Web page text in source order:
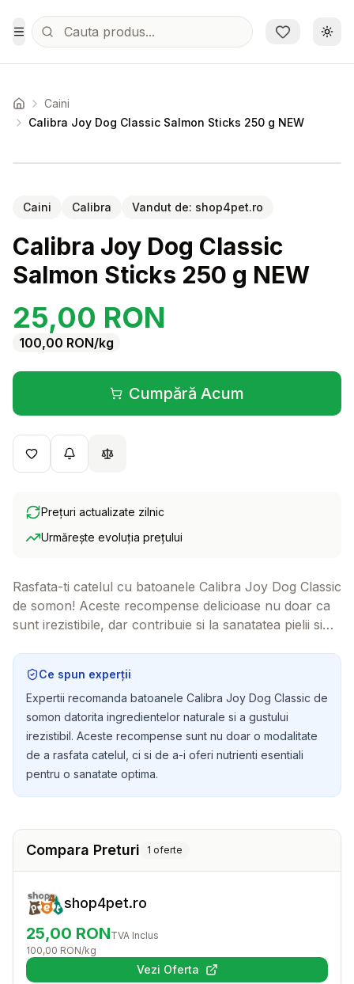
Sari la conținutul principal
Toggle Menu
Acasa Caini
Calibra Joy Dog Classic Salmon Sticks 250 g NEW
Caini Calibra Vandut de: shop4pet.ro
Calibra Joy Dog Classic
Salmon Sticks 250 g NEW
25,00 RON
100,00 RON/kg
Cumpără Acum
(se deschide într-o filă
Prețuri actualizate zilnic
Urmărește evoluția prețului
Rasfata-ti catelul cu batoanele Calibra Joy Dog Classic
de somon! Aceste recompense delicioase nu doar ca
sunt irezistibile, dar contribuie si la sanatatea pielii si
face ca fiecare rasfat sa fie special.
Ce spun experții
Expertii recomanda batoanele Calibra Joy Dog Classic de
somon datorita ingredientelor naturale si a gustului
irezistibil. Aceste recompense sunt nu doar o modalitate
de a rasfata catelul, ci si de a-i oferi nutrienti esentiali
pentru o sanatate optima.
Compara Preturi 1 oferte
shop4pet.ro
25,00 RONTVA Inclus
100,00 RON/kg
Vezi Oferta(se deschide într-o filă nouă)